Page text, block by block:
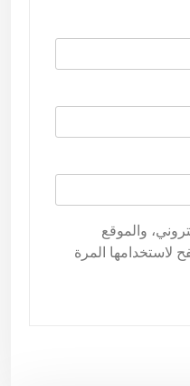
والموقع
لاستخدامها المرة